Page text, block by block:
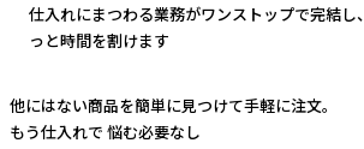
仕入れにまつわる業務がワンストップで完結し、
っと時間を割けます
他にはない商品を簡単に見つけて手軽に注文。
もう仕入れで 悩む必要なし